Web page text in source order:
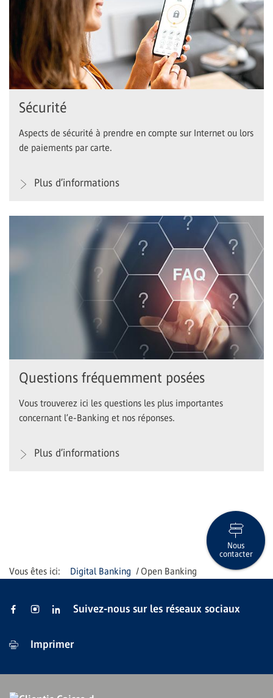
Sécurité
Aspects de sécurité à prendre en compte sur Internet ou lors
de paiements par carte.
Plus d’informations
Questions fréquemment posées
Vous trouverez ici les questions les plus importantes
concernant l’e-Banking et nos réponses.
Plus d’informations
Digital Banking Open Banking
Nous
contacter
Suivez-nous sur les réseaux sociaux
Imprimer